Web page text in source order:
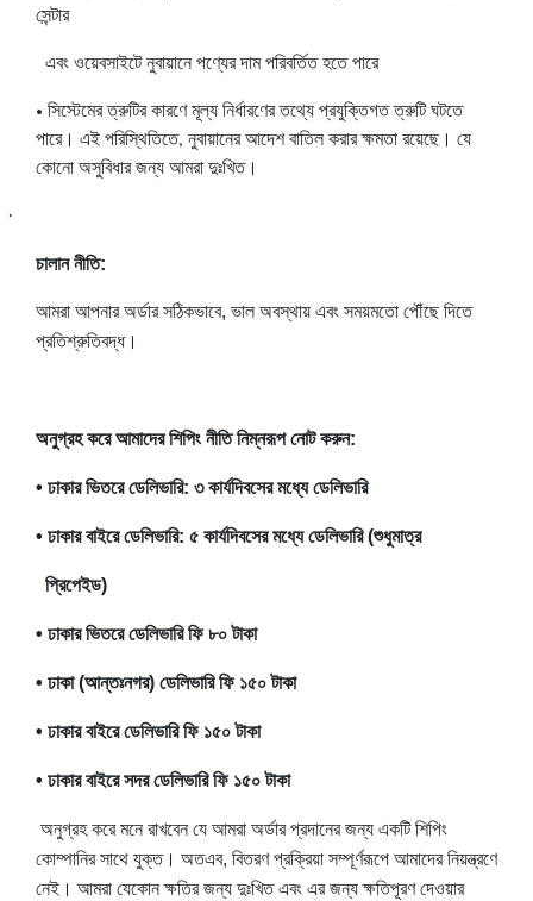
সেন্টার
এবং ওয়েবসাইটে নুবায়ানে পণ্যের দাম পরিবর্তিত হতে পারে
• সিস্টেমের ত্রুটির কারণে মূল্য নির্ধারণের তথ্যে প্রযুক্তিগত ত্রুটি ঘটতে
পারে। এই পরিস্থিতিতে, নুবায়ানের আদেশ বাতিল করার ক্ষমতা রয়েছে। যে
কোনো অসুবিধার জন্য আমরা দুঃখিত।
·
চালান নীতি:
আমরা আপনার অর্ডার সঠিকভাবে, ভাল অবস্থায় এবং সময়মতো পৌঁছে দিতে
প্রতিশ্রুতিবদ্ধ।
অনুগ্রহ করে আমাদের শিপিং নীতি নিম্নরূপ নোট করুন:
• ঢাকার ভিতরে ডেলিভারি: ৩ কার্যদিবসের মধ্যে ডেলিভারি
• ঢাকার বাইরে ডেলিভারি: ৫ কার্যদিবসের মধ্যে ডেলিভারি (শুধুমাত্র
প্রিপেইড)
• ঢাকার ভিতরে ডেলিভারি ফি৮০টাকা
• ঢাকা (আন্তঃনগর) ডেলিভারি ফি ১৫০ টাকা
• ঢাকার বাইরে ডেলিভারি ফি ১৫০ টাকা
• ঢাকার বাইরে সদর ডেলিভারি ফি ১৫০ টাকা
অনুগ্রহ করে মনে রাখবেন যে আমরা অর্ডার প্রদানের জন্য একটি শিপিং
কোম্পানির সাথে যুক্ত। অতএব, বিতরণ প্রক্রিয়া সম্পূর্ণরূপে আমাদের নিয়ন্ত্রণে
নেই। আমরা যেকোন ক্ষতির জন্য দুঃখিত এবং এর জন্য ক্ষতিপূরণ দেওয়ার